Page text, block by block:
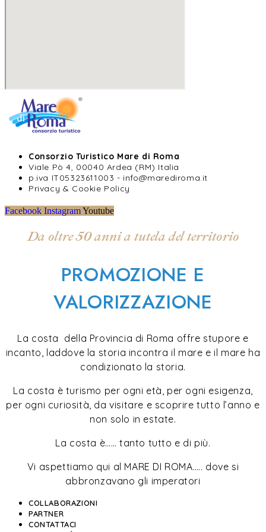
Consorzio Turistico Mare di Roma
Viale Pò 4, 00040 Ardea (RM) Italia
p.iva IT05323611003 - info@marediroma.it
Privacy & Cookie Policy
Facebook InstagramYoutube
Da oltre 50 anni a tutela del territorio
PROMOZIONE E
VALORIZZAZIONE
La costa della Provincia di Roma offre stupore e
incanto, laddove la storia incontra il mare e il mare ha
condizionato la storia.
La costa è turismo per ogni età, per ogni esigenza,
per ogni curiosità, da visitare e scoprire tutto l’anno e
non solo in estate.
La costa è…… tanto tutto e di più.
Vi aspettiamo qui al MARE DI ROMA….. dove si
abbronzavano gli imperatori
COLLABORAZIONI
PARTNER
CONTATTACI